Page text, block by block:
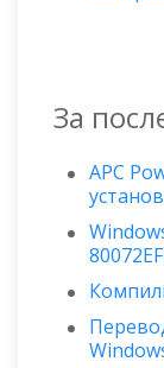
За
APC